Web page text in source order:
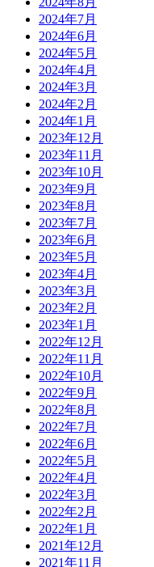
2024年7月
2024年6月
2024年5月
2024年4月
2024年3月
2024年2月
2024年1月
2023年12月
2023年11月
2023年10月
2023年9月
2023年8月
2023年7月
2023年6月
2023年5月
2023年4月
2023年3月
2023年2月
2023年1月
2022年12月
2022年11月
2022年10月
2022年9月
2022年8月
2022年7月
2022年6月
2022年5月
2022年4月
2022年3月
2022年2月
2022年1月
2021年12月
2021年11月